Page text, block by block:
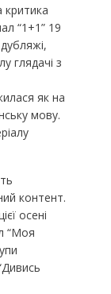
критика
“1+1” 19
глядачі з
як на
мову.
контент.
осені
“Моя